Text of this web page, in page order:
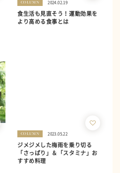
COLUMN 2024.02.19
食生活も見直そう！運動効果を
より高める食事とは
COLUMN 2023.05.22
ジメジメした梅雨を乗り切る
「さっぱり」＆「スタミナ」お
すすめ料理